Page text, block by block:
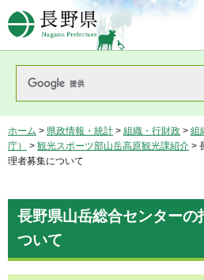
長野県Nagano
ホーム > 県政情報・統計 > 組織・行財政 > 組
庁）
> 観光スポーツ部山岳高原観光課紹介 >
理者募集について
長野県山岳総合センターの
ついて